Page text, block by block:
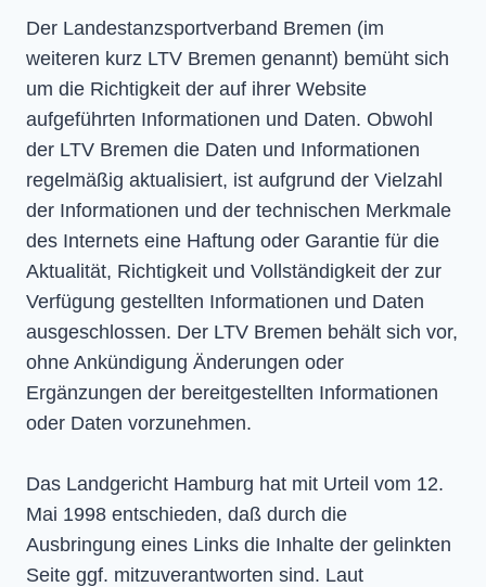
Der Landestanzsportverband Bremen (im
weiteren kurz LTV Bremen genannt) bemüht sich
um die Richtigkeit der auf ihrer Website
aufgeführten Informationen und Daten. Obwohl
der LTV Bremen die Daten und Informationen
regelmäßig aktualisiert, ist aufgrund der Vielzahl
der Informationen und der technischen Merkmale
des Internets eine Haftung oder Garantie für die
Aktualität, Richtigkeit und Vollständigkeit der zur
Verfügung gestellten Informationen und Daten
ausgeschlossen. Der LTV Bremen behält sich vor,
ohne Ankündigung Änderungen oder
Ergänzungen der bereitgestellten Informationen
oder Daten vorzunehmen.
Das Landgericht Hamburg hat mit Urteil vom 12.
Mai 1998 entschieden, daß durch die
Ausbringung eines Links die Inhalte der gelinkten
Seite ggf. mitzuverantworten sind. Laut